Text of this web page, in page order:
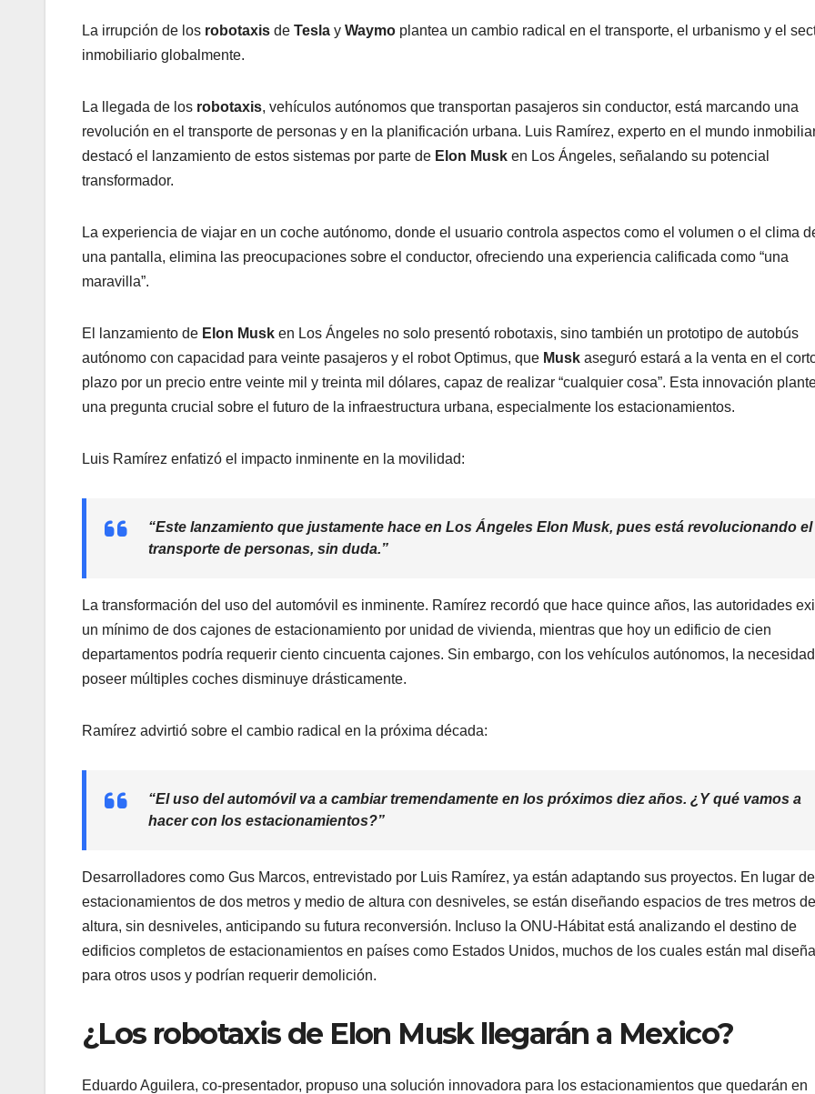
La irrupción de los robotaxis de Tesla y Waymo plantea un cambio radical en el transporte, el urbanismo y el
inmobiliario globalmente.
La llegada de los robotaxis, vehículos autónomos que transportan pasajeros sin conductor, está marcando una
revolución en el transporte de personas y en la planificación urbana. Luis Ramírez, experto en el mundo
destacó el lanzamiento de estos sistemas por parte de Elon Musk en Los Ángeles, señalando su potencial
transformador.
La experiencia de viajar en un coche autónomo, donde el usuario controla aspectos como el volumen o el clima
una pantalla, elimina las preocupaciones sobre el conductor, ofreciendo una experiencia calificada como “una
maravilla”.
El lanzamiento de Elon Musk en Los Ángeles no solo presentó robotaxis, sino también un prototipo de autobús
autónomo con capacidad para veinte pasajeros y el robot Optimus, que Musk aseguró estará a la venta en el
plazo por un precio entre veinte mil y treinta mil dólares, capaz de realizar “cualquier cosa”. Esta innovación
una pregunta crucial sobre el futuro de la infraestructura urbana, especialmente los estacionamientos.
Luis Ramírez enfatizó el impacto inminente en la movilidad:
“Este lanzamiento que justamente hace en Los Ángeles Elon Musk, pues está revolucionando el
transporte de personas, sin duda.”
La transformación del uso del automóvil es inminente. Ramírez recordó que hace quince años, las autoridades
un mínimo de dos cajones de estacionamiento por unidad de vivienda, mientras que hoy un edificio de cien
departamentos podría requerir ciento cincuenta cajones. Sin embargo, con los vehículos autónomos, la
poseer múltiples coches disminuye drásticamente.
Ramírez advirtió sobre el cambio radical en la próxima década:
“El uso del automóvil va a cambiar tremendamente en los próximos diez años. ¿Y qué vamos a
hacer con los estacionamientos?”
Desarrolladores como Gus Marcos, entrevistado por Luis Ramírez, ya están adaptando sus proyectos. En lugar de
estacionamientos de dos metros y medio de altura con desniveles, se están diseñando espacios de tres metros de
altura, sin desniveles, anticipando su futura reconversión. Incluso la ONU-Hábitat está analizando el destino de
edificios completos de estacionamientos en países como Estados Unidos, muchos de los cuales están mal
para otros usos y podrían requerir demolición.
¿Los robotaxis de Elon Musk llegarán a Mexico?
Eduardo Aguilera, co-presentador, propuso una solución innovadora para los estacionamientos que quedarán en